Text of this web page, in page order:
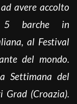
avere accolto
5 barche in
al Festival
del mondo.
Settimana del
Grad (Croazia).